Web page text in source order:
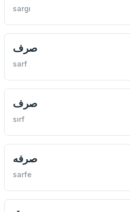
sargı
صرف
sarf
صرف
sırf
صرفه
sarfe